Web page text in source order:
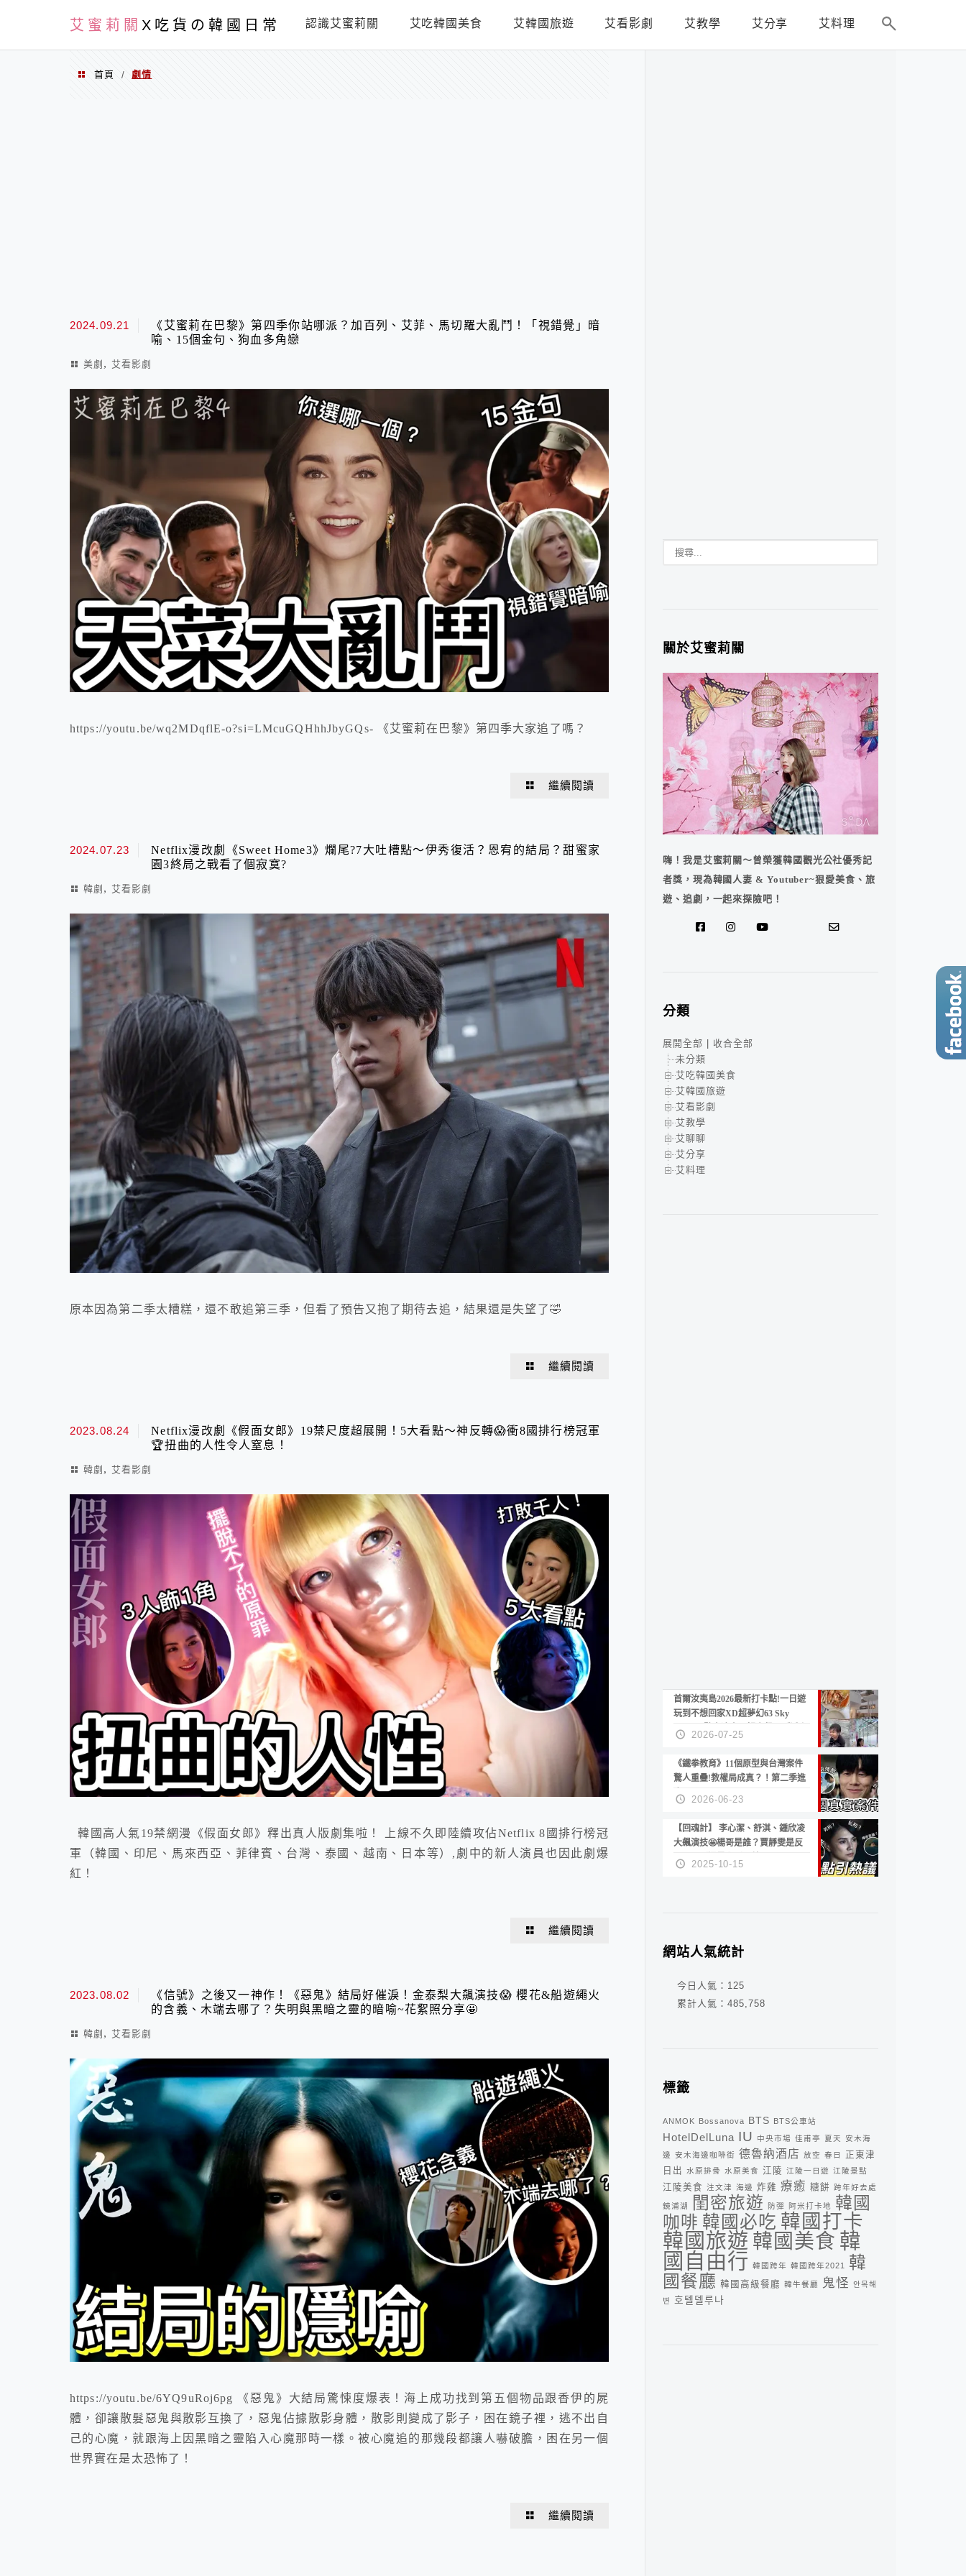
艾蜜莉關 X吃貨の韓國日常 認識艾蜜莉關 艾吃韓國美食 艾韓國旅遊 艾看影劇 艾教學 艾分享 艾料理
首頁 / 劇情
2024.09.21
《艾蜜莉在巴黎》第四季你站哪派？加百列、艾菲、馬切羅大亂鬥！「視錯覺」暗
喻、15個金句、狗血多角戀
美劇 , 艾看影劇
https://youtu.be/wq2MDqflE-o?si=LMcuGQHhhJbyGQs- 《艾蜜莉在巴黎》第四季大家追了嗎？
繼續閱讀
2024.07.23
Netflix漫改劇《Sweet Home3》爛尾?7大吐槽點～伊秀復活？恩宥的結局？甜蜜家
園3終局之戰看了個寂寞?
韓劇 , 艾看影劇
原本因為第二季太糟糕，還不敢追第三季，但看了預告又抱了期待去追，結果還是失望了🤣
繼續閱讀
2023.08.24
Netflix漫改劇《假面女郎》19禁尺度超展開！5大看點～神反轉😱衝8國排行榜冠軍
🏆扭曲的人性令人窒息！
韓劇 , 艾看影劇
韓國高人氣19禁網漫《假面女郎》釋出真人版劇集啦！ 上線不久即陸續攻佔Netflix 8國排行榜冠
軍（韓國、印尼、馬來西亞、菲律賓、台灣、泰國、越南、日本等）,劇中的新人演員也因此劇爆
紅！
繼續閱讀
2023.08.02
《信號》之後又一神作！《惡鬼》結局好催淚！金泰梨大飆演技😱 櫻花&船遊繩火
的含義、木端去哪了？失明與黑暗之靈的暗喻~花絮照分享🤩
韓劇 , 艾看影劇
https://youtu.be/6YQ9uRoj6pg 《惡鬼》大結局驚悚度爆表！海上成功找到第五個物品跟香伊的屍
體，卻讓散髮惡鬼與散影互換了，惡鬼佔據散影身體，散影則變成了影子，困在鏡子裡，逃不出自
己的心魔，就跟海上因黑暗之靈陷入心魔那時一樣。被心魔追的那幾段都讓人嚇破膽，困在另一個
世界實在是太恐怖了！
繼續閱讀
關於艾蜜莉關
嗨！我是艾蜜莉關～曾榮獲韓國觀光公社優秀記
者獎，現為韓國人妻 & Youtuber~狠愛美食、旅
遊、追劇，一起來探險吧！
分類
展開全部
收合全部
未分類
艾吃韓國美食
艾韓國旅遊
艾看影劇
艾教學
艾聊聊
艾分享
艾料理
首爾汝夷島2026最新打卡點!一日遊
玩到不想回家XD超夢幻63 Sky
Picnic、鷺良津帝王蟹大餐、《淚之
女王》拍攝地、漢江公園免費玩水
2026-07-25
《鐵拳教育》11個原型與台灣案件
驚人重疊!教權局成真？！第二季進
度？😍
2026-06-23
【回魂計】 李心潔、舒淇、鍾欣凌
大飆演技🤩楊哥是誰？賈靜雯是反
派？死刑還是私刑正義
2025-10-15
網站人氣統計
今日人氣： 125
累計人氣： 485,758
標籤
ANMOK Bossanova BTS BTS公車站
HotelDelLuna IU 中央市場 佳甫亭 夏天 安木海
邊 安木海邊咖啡街 德魯納酒店 放空 春日
正東津
日出 水原排骨 水原美食 江陵 江陵一日遊 江陵景點
江陵美食 注文津 海邊 炸雞 療癒 糖餅 跨年好去處
鏡浦湖 閨密旅遊 防彈 阿米打卡地
韓國
咖啡 韓國必吃 韓國打卡
韓國旅遊 韓國美食 韓
國自由行 韓國跨年 韓國跨年2021
韓
國餐廳 韓國高級餐廳 韓牛餐廳 鬼怪 안목해
변
호텔델루나